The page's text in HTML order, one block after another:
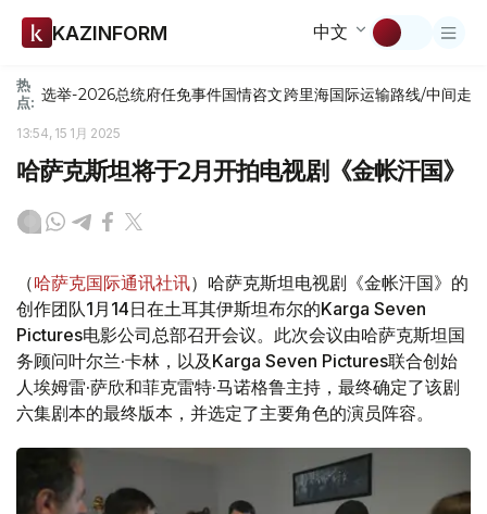
KAZINFORM 中文
热
点: 选举-2026总统府任免事件国情咨文跨里海国际运输路线/中间走廊
13:54, 15 1月 2025
哈萨克斯坦将于2月开拍电视剧《金帐汗国》
（哈萨克国际通讯社讯）哈萨克斯坦电视剧《金帐汗国》的
创作团队1月14日在土耳其伊斯坦布尔的Karga Seven
Pictures电影公司总部召开会议。此次会议由哈萨克斯坦国
务顾问叶尔兰·卡林，以及Karga Seven Pictures联合创始
人埃姆雷·萨欣和菲克雷特·马诺格鲁主持，最终确定了该剧
六集剧本的最终版本，并选定了主要角色的演员阵容。